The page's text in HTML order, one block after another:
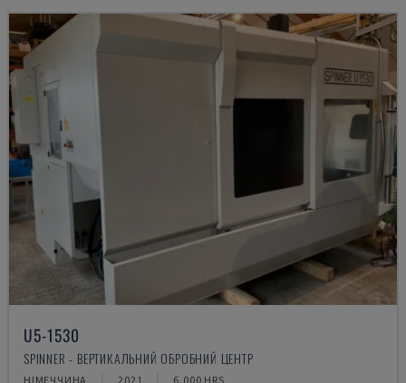
U5-1530
SPINNER - ВЕРТИКАЛЬНИЙ ОБРОБНИЙ ЦЕНТР
НІМЕЧЧИНА 2021 6.000 HRS